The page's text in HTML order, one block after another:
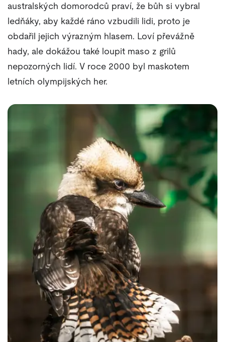
australských domorodců praví, že bůh si vybral
ledňáky, aby každé ráno vzbudili lidi, proto je
obdařil jejich výrazným hlasem. Loví převážně
hady, ale dokážou také loupit maso z grilů
nepozorných lidí. V roce 2000 byl maskotem
letních olympijských her.